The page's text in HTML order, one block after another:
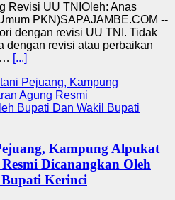
Revisi UU TNIOleh: Anas
PKN)SAPAJAMBE.COM --
dengan revisi UU TNI. Tidak
dengan revisi atau perbaikan
[...]
Kampung Alpukat
Dicanangkan Oleh
Kerinci